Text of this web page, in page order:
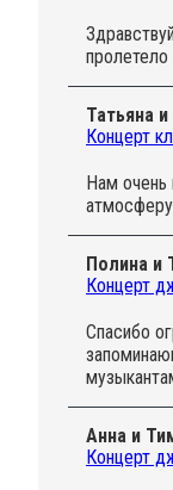
Татьяна
Концерт
Нам очень
Полина и
Концерт
Спасибо
Анна и
Концерт